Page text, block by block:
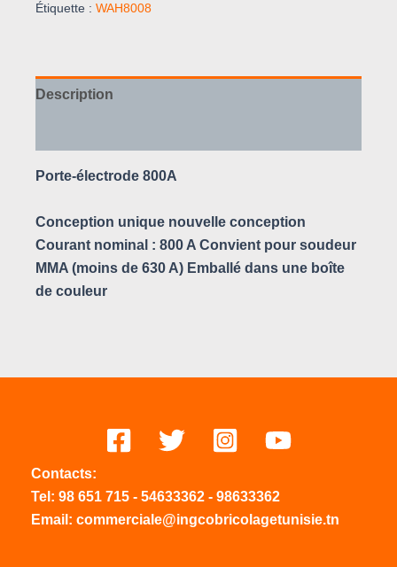
Étiquette : WAH8008
Description
Porte-électrode 800A
Conception unique nouvelle conception
Courant nominal : 800 A Convient pour soudeur
MMA (moins de 630 A) Emballé dans une boîte
de couleur
Contacts:
Tel: 98 651 715 - 54633362 - 98633362
Email: commerciale@ingcobricolagetunisie.tn